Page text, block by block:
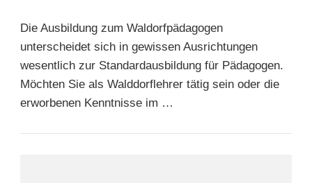
Die Ausbildung zum Waldorfpädagogen
unterscheidet sich in gewissen Ausrichtungen
wesentlich zur Standardausbildung für Pädagogen.
Möchten Sie als Walddorflehrer tätig sein oder die
erworbenen Kenntnisse im …